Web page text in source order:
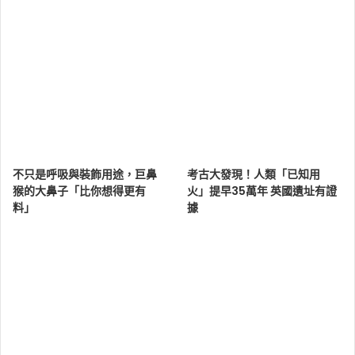
不只是呼吸與裝飾用途，巨鼻
猴的大鼻子「比你想得更有
料」
考古大發現！人類「已知用
火」提早35萬年 英國遺址有證
據